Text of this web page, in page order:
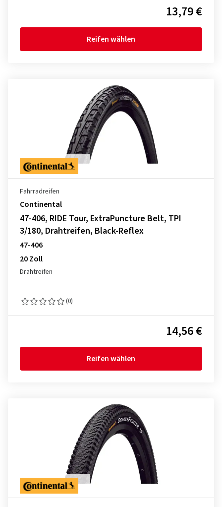
13,79 €
Reifen wählen
Fahrradreifen
Continental
47-406, RIDE Tour, ExtraPuncture Belt, TPI
3/180, Drahtreifen, Black-Reflex
47-406
20 Zoll
Drahtreifen
(0)
14,56 €
Reifen wählen